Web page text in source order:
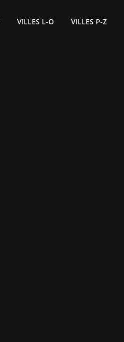
VILLES L-O VILLES P-Z